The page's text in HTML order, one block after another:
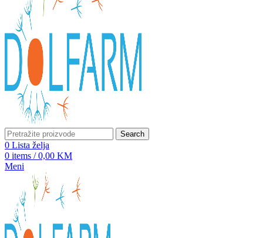
Search
0 Lista želja
0 items / 0,00 KM
Meni